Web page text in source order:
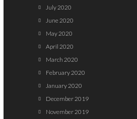
July 2020
June 2020
May 2020
April 2020
March 2020
February 2020
January 2020
December 2019
November 2019